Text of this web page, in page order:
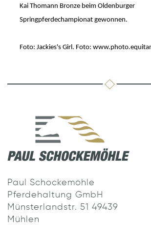
Kai Thomann Bronze beim Oldenburger
Springpferdechampionat gewonnen.
Foto: Jackies's Girl. Foto:
Paul Schockemöhle
Pferdehaltung GmbH
Münsterlandstr. 51 49439
Mühlen